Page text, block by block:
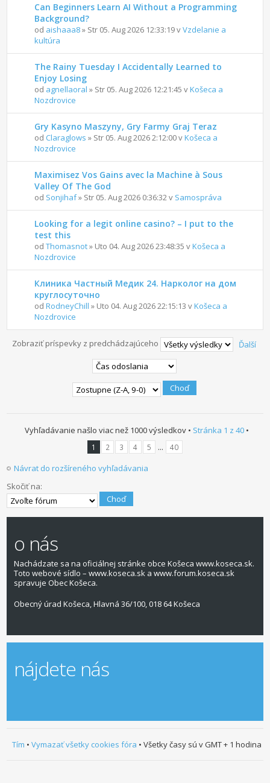
Can Beginners Learn AI Without a Programming
Background?
od aishaaa8» Str 05. Aug 2026 12:33:19 vVzdelanie a
kultúra
The Rainy Tuesday I Accidentally Learned to
Enjoy Losing
od agnellaoral » Str 05. Aug 2026 12:21:45 vKošeca a
Nozdrovice
Gry Kasyno Maszyny, Gry Farmy Graj Teraz
od Claraglows » Str 05. Aug 2026 2:12:00 vKošeca a
Nozdrovice
Maximisez Vos Gains avec la Machine à Sous
Valley Of The God
od Sonjihaf» Str 05. Aug 2026 0:36:32 v Samospráva
Looking for a legit online casino? – I put to the
test this
odThomasnot» Uto 04. Aug 2026 23:48:35 vKošeca a
Nozdrovice
Клиника Частный Медик 24. Нарколог на дом
круглосуточно
odRodneyChill » Uto 04. Aug 2026 22:15:13 vKošeca a
Nozdrovice
Ďalší
Zobraziť príspevky z predchádzajúceho
Vyhľadávanie našlo viac než 1000 výsledkov • Stránka 1 z 40•
1 2 3 4 5 ... 40
Návrat do rozšíreného vyhľadávania
Skočiť na:
o nás
Nachádzate sa na oficiálnej stránke obce Košeca www.koseca.sk.
Toto webové sídlo – www.koseca.sk a www.forum.koseca.sk
spravuje Obec Košeca.
Obecný úrad Košeca, Hlavná 36/100, 018 64 Košeca
nájdete nás
Tím • Vymazať všetky cookies fóra • Všetky časy sú v GMT + 1 hodina